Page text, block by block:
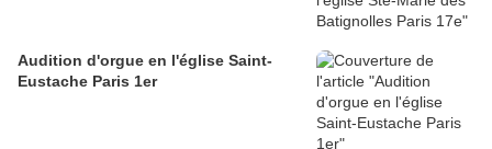
Audition d'orgue en l'église Saint-
Eustache Paris 1er